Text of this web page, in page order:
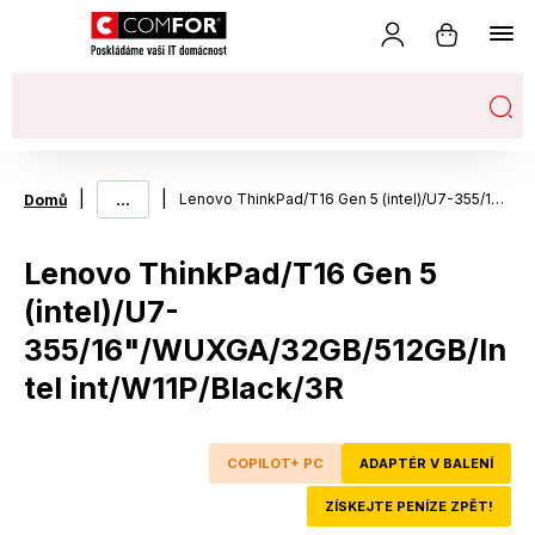
Domů ... Lenovo ThinkPad/T16 Gen 5 (intel)/U7-355/16"/WUXGA/32GB/512GB/Intel int/W11P/Black/3R
Lenovo ThinkPad/T16 Gen 5
(intel)/U7-
355/16"/WUXGA/32GB/512GB/In
tel int/W11P/Black/3R
COPILOT+ PC ADAPTÉR V BALENÍ
ZÍSKEJTE PENÍZE ZPĚT!